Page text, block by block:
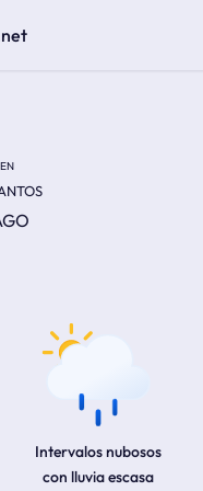
Intervalos nubosos
con lluvia escasa